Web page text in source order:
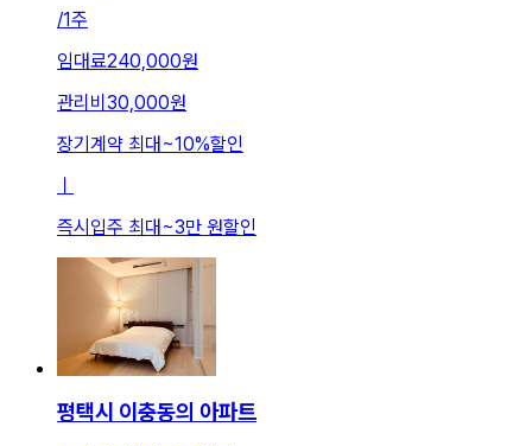
/1주
임대료240,000원
관리비 30,000원
장기계약 최대 ~10%할인
즉시입주 최대 ~3만 원할인
평택시 이충동의 아파트